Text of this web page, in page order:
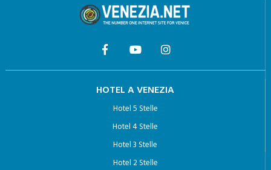
HOTEL A VENEZIA
Hotel 5 Stelle
Hotel 4 Stelle
Hotel 3 Stelle
Hotel 2 Stelle